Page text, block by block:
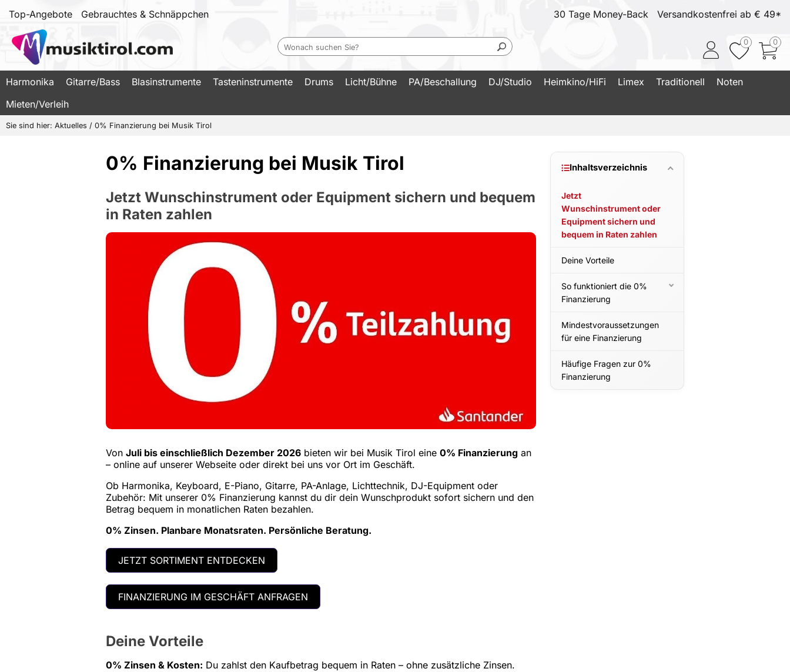
0
0
30 Tage Money-Back Versandkostenfrei ab € 49*
Top-Angebote Gebrauchtes & Schnäppchen
Harmonika Gitarre/Bass Blasinstrumente Tasteninstrumente Drums Licht/Bühne PA/Beschallung DJ/Studio Heimkino/HiFi Limex Traditionell
Noten
Mieten/Verleih
Sie sind hier: Aktuelles / 0% Finanzierung bei Musik Tirol
0% Finanzierung bei Musik Tirol
Jetzt Wunschinstrument oder Equipment sichern und bequem
in Raten zahlen
Von Juli bis einschließlich Dezember 2026 bieten wir bei Musik Tirol eine 0% Finanzierung an
– online auf unserer Webseite oder direkt bei uns vor Ort im Geschäft.
Ob Harmonika, Keyboard, E-Piano, Gitarre, PA-Anlage, Lichttechnik, DJ-Equipment oder
Zubehör: Mit unserer 0% Finanzierung kannst du dir dein Wunschprodukt sofort sichern und den
Betrag bequem in monatlichen Raten bezahlen.
0% Zinsen. Planbare Monatsraten. Persönliche Beratung.
JETZT SORTIMENT ENTDECKEN
FINANZIERUNG IM GESCHÄFT ANFRAGEN
Deine Vorteile
0% Zinsen & Kosten: Du zahlst den Kaufbetrag bequem in Raten – ohne zusätzliche Zinsen.
Inhaltsverzeichnis
Jetzt
Wunschinstrument oder
Equipment sichern und
bequem in Raten zahlen
Deine Vorteile
So funktioniert die 0%
Finanzierung
Mindestvoraussetzungen
für eine Finanzierung
Häufige Fragen zur 0%
Finanzierung